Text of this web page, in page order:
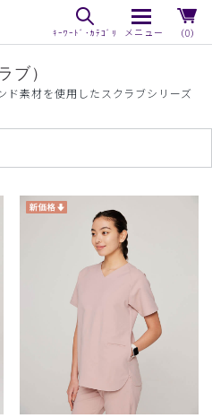
（0）
ブ）
ド素材を使用したスクラブシリーズ